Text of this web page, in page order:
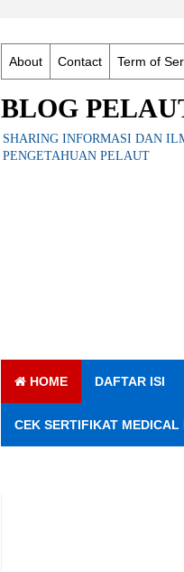
About Contact Term of
BLOG
SHARING INFORMASI DAN
PENGETAHUAN PELAUT
HOME DAFTAR ISI
CEK SERTIFIKAT MEDICAL